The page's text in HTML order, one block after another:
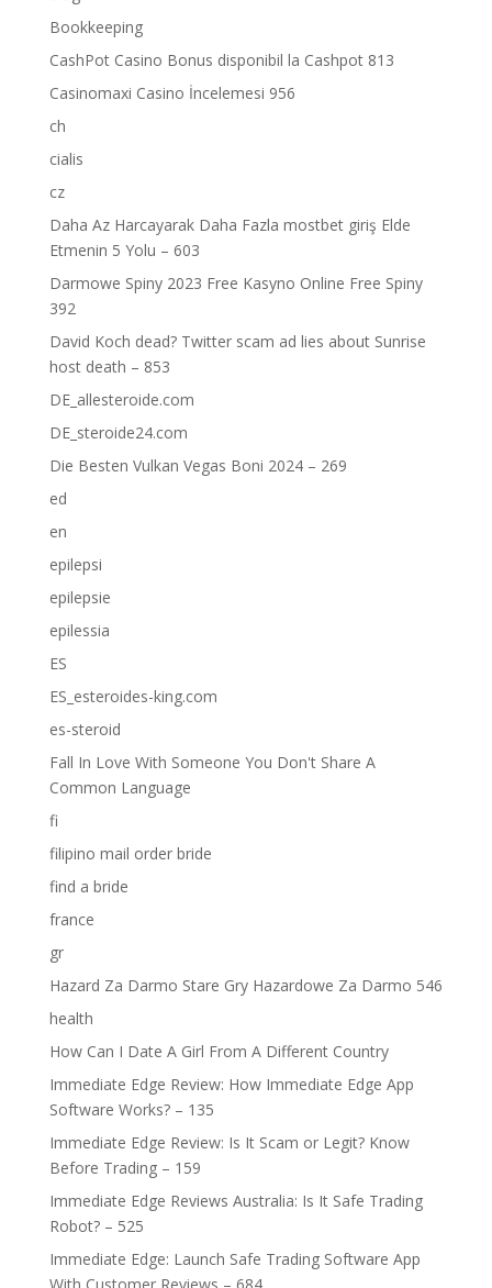
Bookkeeping
CashPot Casino Bonus disponibil la Cashpot 813
Casinomaxi Casino İncelemesi 956
ch
cialis
cz
Daha Az Harcayarak Daha Fazla mostbet giriş Elde
Etmenin 5 Yolu – 603
Darmowe Spiny 2023 Free Kasyno Online Free Spiny
392
David Koch dead? Twitter scam ad lies about Sunrise
host death – 853
DE_allesteroide.com
DE_steroide24.com
Die Besten Vulkan Vegas Boni 2024 – 269
ed
en
epilepsi
epilepsie
epilessia
ES
ES_esteroides-king.com
es-steroid
Fall In Love With Someone You Don't Share A
Common Language
fi
filipino mail order bride
find a bride
france
gr
Hazard Za Darmo Stare Gry Hazardowe Za Darmo 546
health
How Can I Date A Girl From A Different Country
Immediate Edge Review: How Immediate Edge App
Software Works? – 135
Immediate Edge Review: Is It Scam or Legit? Know
Before Trading – 159
Immediate Edge Reviews Australia: Is It Safe Trading
Robot? – 525
Immediate Edge: Launch Safe Trading Software App